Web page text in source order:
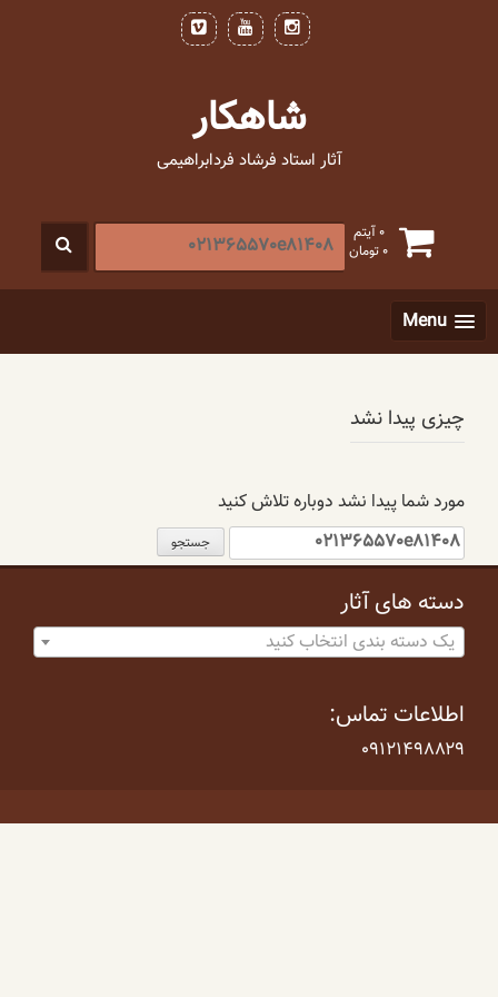
شاهکار
آثار استاد فرشاد فردابراهیمی
0 آیتم
0تومان
جستجو
برای
Menu
چیزی پیدا نشد
مورد شما پیدا نشد دوباره تلاش کنید
جستجو
برای:
دسته های آثار
یک دسته بندی انتخاب کنید
اطلاعات تماس:
۰۹۱۲۱۴۹۸۸۲۹